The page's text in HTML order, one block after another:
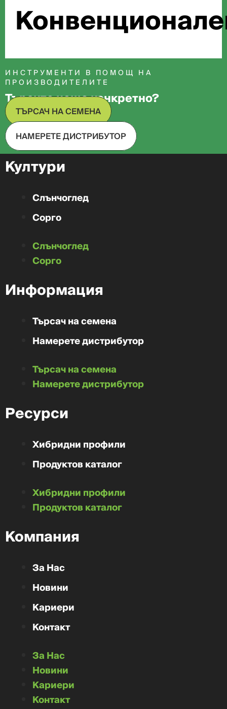
ИНСТРУМЕНТИ В ПОМОЩ НА
ПРОИЗВОДИТЕЛИТЕ
Търсите нещо конкретно?
ТЪРСАЧ НА СЕМЕНА
НАМЕРЕТЕ ДИСТРИБУТОР
Култури
Слънчоглед
Сорго
Слънчоглед
Сорго
Информация
Търсач на семена
Намерете дистрибутор
Търсач на семена
Намерете дистрибутор
Ресурси
Хибридни профили
Продуктов каталог
Хибридни профили
Продуктов каталог
Компания
За Нас
Новини
Кариери
Контакт
За Нас
Новини
Кариери
Контакт